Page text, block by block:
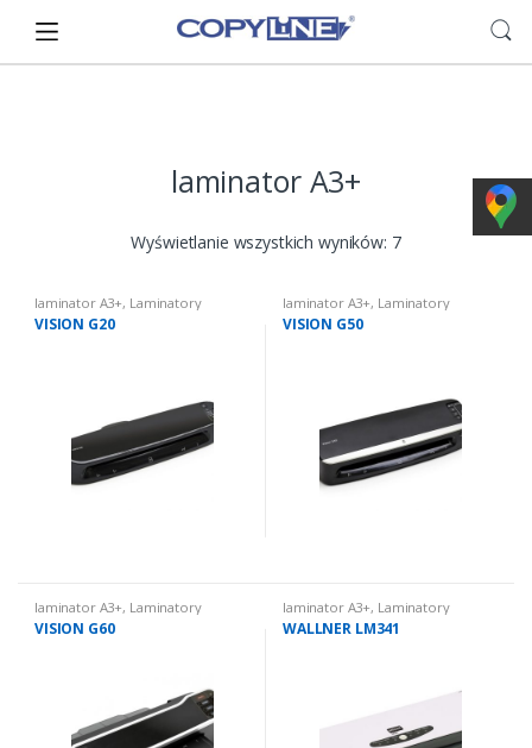
navigation
content
laminator A3+
Wyświetlanie wszystkich wyników: 7
laminator A3+, Laminatory
VISION G20
laminator A3+, Laminatory
VISION G50
laminator A3+, Laminatory
VISION G60
laminator A3+, Laminatory
WALLNER LM341